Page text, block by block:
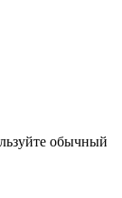
обычный